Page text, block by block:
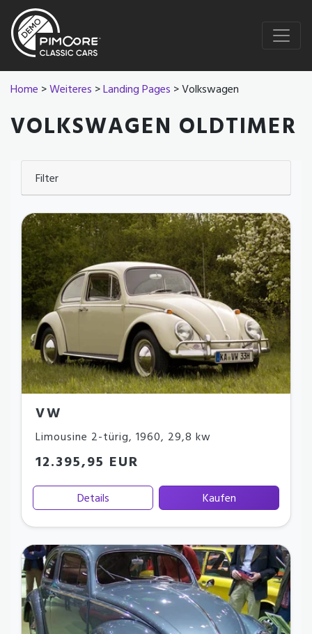
Home >Weiteres >Landing Pages > Volkswagen
VOLKSWAGEN OLDTIMER
Filter
VW
Limousine 2-türig, 1960, 29,8 kw
12.395,95 EUR
Details Kaufen